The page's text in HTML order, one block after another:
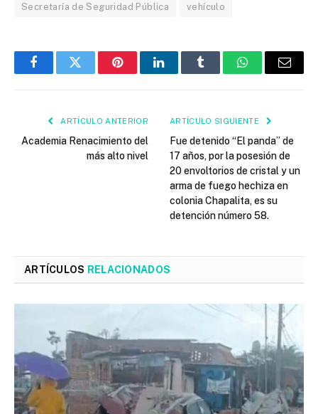
Secretaría de Seguridad Pública vehículo
FacebookTwitter PinterestLinkedInTumblr WhatsAppEmail
ARTÍCULO ANTERIOR
Academia Renacimiento del
más alto nivel
ARTÍCULO SIGUIENTE
Fue detenido “El panda” de
17 años, por la posesión de
20 envoltorios de cristal y un
arma de fuego hechiza en
colonia Chapalita, es su
detención número 58.
ARTÍCULOS RELACIONADOS